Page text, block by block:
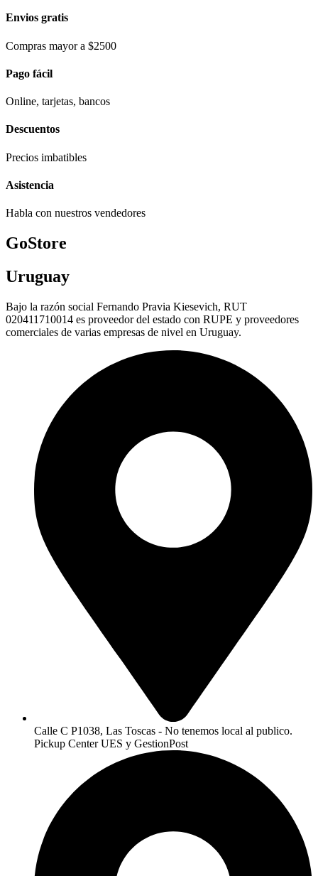
Envios gratis
Compras mayor a $2500
Pago fácil
Online, tarjetas, bancos
Descuentos
Precios imbatibles
Asistencia
Habla con nuestros vendedores
GoStore
Uruguay
Bajo la razón social Fernando Pravia Kiesevich, RUT
020411710014 es proveedor del estado con RUPE y proveedores
comerciales de varias empresas de nivel en Uruguay.
Calle C P1038, Las Toscas - No tenemos local al publico.
Pickup Center UES y GestionPost